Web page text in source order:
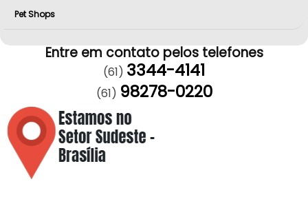
Pet Shops
Entre em contato pelos telefones
(61) 3344-4141
(61) 98278-0220